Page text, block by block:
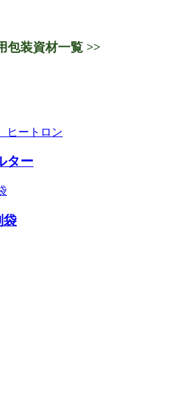
包装資材一覧 >>
ター
袋